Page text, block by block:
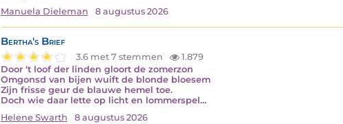
Manuela Dieleman
8 augustus 2026
Bertha's Brief
3.6 met 7 stemmen
1.879
Door ‘t loof der linden gloort de zomerzon
Omgonsd van bijen wuift de blonde bloesem
Zijn frisse geur de blauwe hemel toe.
Doch wie daar lette op licht en lommerspel…
Helene Swarth
8 augustus 2026